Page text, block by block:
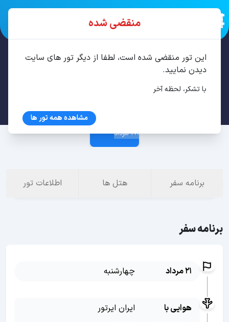
28 مرداد
برنامه سفر هتل ها اطلاعات تور
برنامه سفر
21 مرداد چهارشنبه
هوایی با
ایران ایرتور
منقضی شده
این تور منقضی شده است، لطفا از دیگر تور های سایت
دیدن نمایید.
با تشکر، لحظه آخر
مشاهده همه تور ها